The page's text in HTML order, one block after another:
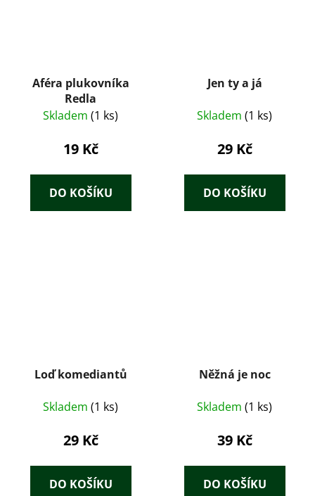
Aféra plukovníka
Redla
Skladem (1 ks)
19 Kč
DO KOŠÍKU
Jen ty a já
Skladem (1 ks)
29 Kč
DO KOŠÍKU
Loď komediantů
Skladem (1 ks)
29 Kč
DO KOŠÍKU
Něžná je noc
Skladem (1 ks)
39 Kč
DO KOŠÍKU